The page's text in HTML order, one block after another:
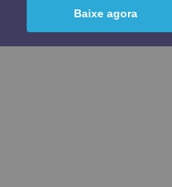
Baixe agora